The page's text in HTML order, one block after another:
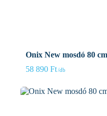
Onix New mosdó 80
58 890 Ft